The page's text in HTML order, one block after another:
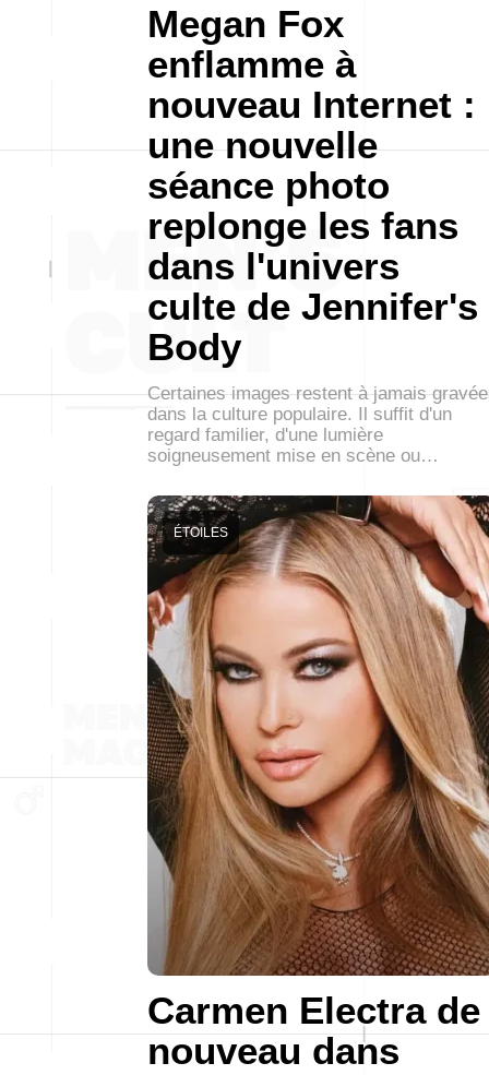
Megan Fox
enflamme à
nouveau Internet :
une nouvelle
séance photo
replonge les fans
dans l'univers
culte de Jennifer's
Body
Certaines images restent à jamais
dans la culture populaire. Il suffit d'un
regard familier, d'une lumière
soigneusement mise en scène ou…
Carmen Electra de
nouveau dans
ÉTOILES